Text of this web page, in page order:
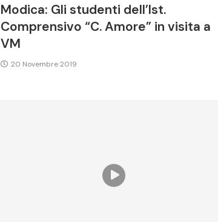
Modica: Gli studenti dell’Ist.
Comprensivo “C. Amore” in visita a
VM
20 Novembre 2019